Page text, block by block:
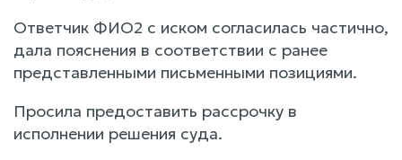
Ответчик ФИО2 с иском согласилась частично,
дала пояснения в соответствии с ранее
представленными письменными позициями.
Просила предоставить рассрочку в
исполнении решения суда.